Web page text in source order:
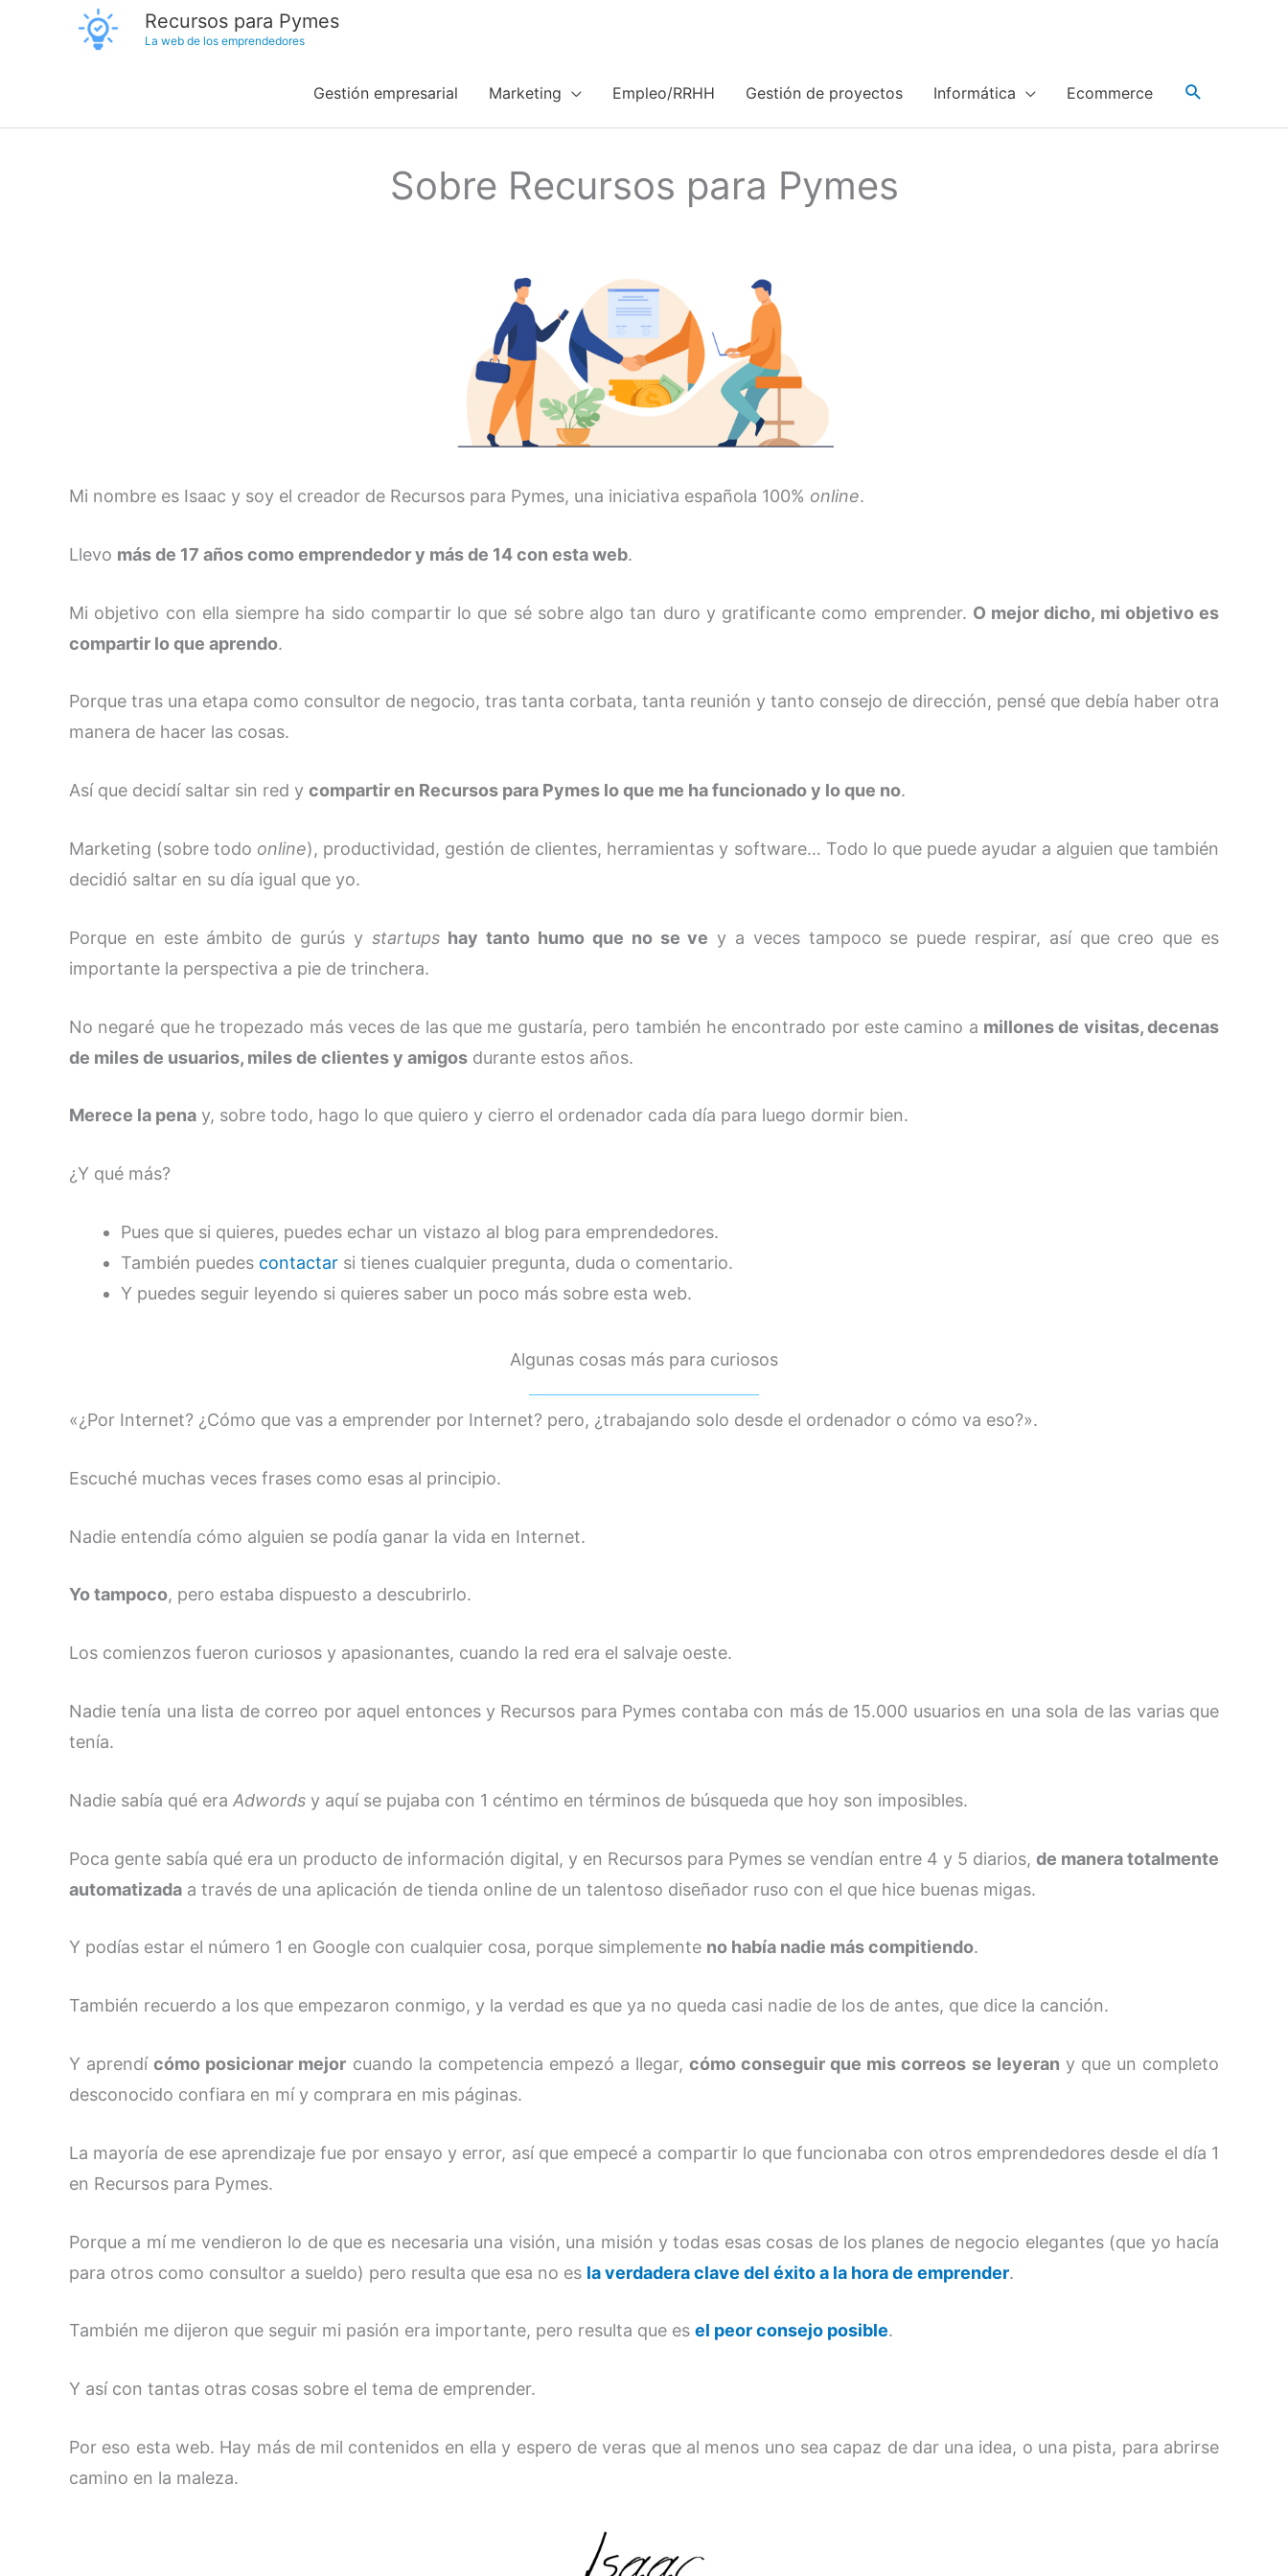
Recursos para Pymes
La web de los emprendedores
Gestión empresarial Marketing Empleo/RRHH Gestión de proyectos Informática Ecommerce
Sobre Recursos para Pymes
Mi nombre es Isaac y soy el creador de Recursos para Pymes, una iniciativa española 100% online.
Llevo más de 17 años como emprendedor y más de 14 con esta web.
Mi objetivo con ella siempre ha sido compartir lo que sé sobre algo tan duro y gratificante como emprender. O mejor dicho, mi objetivo es
compartir lo que aprendo.
Porque tras una etapa como consultor de negocio, tras tanta corbata, tanta reunión y tanto consejo de dirección, pensé que debía haber otra
manera de hacer las cosas.
Así que decidí saltar sin red y compartir en Recursos para Pymes lo que me ha funcionado y lo que no.
Marketing (sobre todo online), productividad, gestión de clientes, herramientas y software… Todo lo que puede ayudar a alguien que también
decidió saltar en su día igual que yo.
Porque en este ámbito de gurús y startups hay tanto humo que no se ve y a veces tampoco se puede respirar, así que creo que es
importante la perspectiva a pie de trinchera.
No negaré que he tropezado más veces de las que me gustaría, pero también he encontrado por este camino a millones de visitas, decenas
de miles de usuarios, miles de clientes y amigos durante estos años.
Merece la pena y, sobre todo, hago lo que quiero y cierro el ordenador cada día para luego dormir bien.
¿Y qué más?
Pues que si quieres, puedes echar un vistazo al blog para emprendedores.
También puedes contactar si tienes cualquier pregunta, duda o comentario.
Y puedes seguir leyendo si quieres saber un poco más sobre esta web.
Algunas cosas más para curiosos
«¿Por Internet? ¿Cómo que vas a emprender por Internet? pero, ¿trabajando solo desde el ordenador o cómo va eso?».
Escuché muchas veces frases como esas al principio.
Nadie entendía cómo alguien se podía ganar la vida en Internet.
Yo tampoco, pero estaba dispuesto a descubrirlo.
Los comienzos fueron curiosos y apasionantes, cuando la red era el salvaje oeste.
Nadie tenía una lista de correo por aquel entonces y Recursos para Pymes contaba con más de 15.000 usuarios en una sola de las varias que
tenía.
Nadie sabía qué era Adwords y aquí se pujaba con 1 céntimo en términos de búsqueda que hoy son imposibles.
Poca gente sabía qué era un producto de información digital, y en Recursos para Pymes se vendían entre 4 y 5 diarios, de manera totalmente
automatizada a través de una aplicación de tienda online de un talentoso diseñador ruso con el que hice buenas migas.
Y podías estar el número 1 en Google con cualquier cosa, porque simplemente no había nadie más compitiendo.
También recuerdo a los que empezaron conmigo, y la verdad es que ya no queda casi nadie de los de antes, que dice la canción.
Y aprendícómo posicionar mejor cuando la competencia empezó a llegar,cómo conseguir que mis correos se leyeran y que un completo
desconocido confiara en mí y comprara en mis páginas.
La mayoría de ese aprendizaje fue por ensayo y error, así que empecé a compartir lo que funcionaba con otros emprendedores desde el día 1
en Recursos para Pymes.
Porque a mí me vendieron lo de que es necesaria una visión, una misión y todas esas cosas de los planes de negocio elegantes (que yo hacía
para otros como consultor a sueldo) pero resulta que esa no es la verdadera clave del éxito a la hora de emprender.
También me dijeron que seguir mi pasión era importante, pero resulta que es el peor consejo posible.
Y así con tantas otras cosas sobre el tema de emprender.
Por eso esta web. Hay más de mil contenidos en ella y espero de veras que al menos uno sea capaz de dar una idea, o una pista, para abrirse
camino en la maleza.